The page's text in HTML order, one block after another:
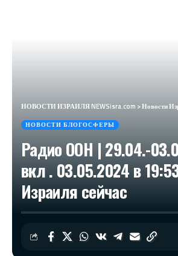
НОВОСТИ ИЗРАИЛЯ NEWSisra.com >Новости
НОВОСТИ БЛОГОСФЕРЫ
Радио ООН | 29.04.-
вкл . 03.05.2024 в
Израиля сейчас